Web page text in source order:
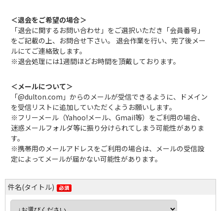
＜退会をご希望の場合＞
「退会に関するお問い合わせ」をご選択いただき「会員番号」
をご記載の上、お問合せ下さい。 退会作業を行い、完了後メー
ルにてご連絡致します。
※退会処理には1週間ほどお時間を頂戴しております。
＜メールについて＞
「@dulton.com」からのメールが受信できるように、ドメイン
を受信リストに追加していただくようお願いします。
※フリーメール（Yahoo!メール、Gmail等）をご利用の場合、
迷惑メールフォルダ等に振り分けられてしまう可能性がありま
す。
※携帯用のメールアドレスをご利用の場合は、メールの受信設
定によってメールが届かない可能性があります。
件名(タイトル)